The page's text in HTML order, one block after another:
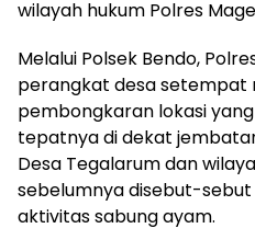
wilayah hukum Polres
Melalui Polsek Bendo,
perangkat desa setempat
pembongkaran lokasi
tepatnya di dekat
Desa Tegalarum dan
sebelumnya disebut-
aktivitas sabung ayam.